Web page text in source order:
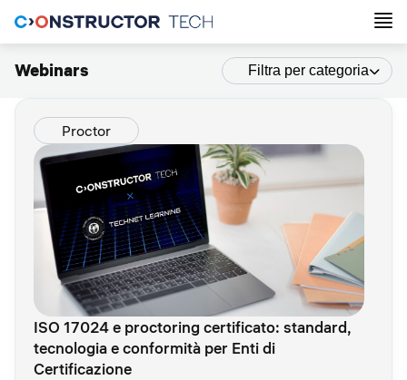
Webinars Filtra per categoria
Proctor
ISO 17024 e proctoring certificato: standard,
tecnologia e conformità per Enti di
Certificazione